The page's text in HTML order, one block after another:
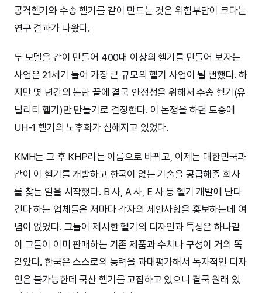
공격헬기와 수송 헬기를 같이 만드는 것은 위험부담이 크다는
연구 결과가 나왔다.
두 모델을 같이 만들어 400대 이상의 헬기를 만들어 보자는
사업은 21세기 들어 가장 큰 규모의 헬기 사업이 될 뻔했다. 하
지만 몇 년간의 논란 끝에 결국 안정성을 위해서 수송 헬기(유
틸리티 헬기)만 만들기로 결정한다. 이 논쟁을 하던 도중에
UH-1 헬기의 노후화가 심해지고 있었다.
KMH는 그 후 KHP라는 이름으로 바뀌고, 이제는 대한민국과
같이 이 헬기를 개발하고 한국이 없는 기술을 공급해줄 회사
를 찾는 일을 시작했다. B 사, A 사, E 사 등 헬기 개발에 난다
긴다 하는 업체들은 저마다 각자의 제안사항을 홍보하는데 여
념이 없었다. 그들이 제시한 헬기의 디자인과 특성은 하나같
이 그들이 이미 판매하는 기존 제품과 수치나 구성이 거의 똑
같았다. 한국은 스스로의 능력을 과대평가해서 독자적인 디자
인은 불가능한데 국산 헬기를 고집하고 있으니 결국 원래 있